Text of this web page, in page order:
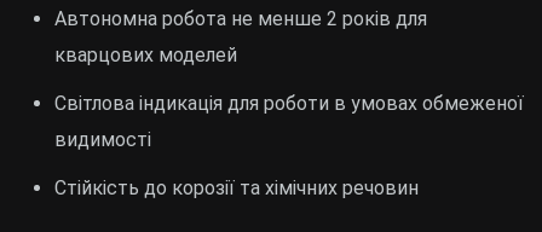
Автономна робота не менше 2 років для
кварцових моделей
Світлова індикація для роботи в умовах обмеженої
видимості
Стійкість до корозії та хімічних речовин